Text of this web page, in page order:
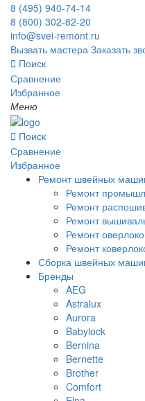
8 (495) 940-74-14
8 (800) 302-82-20
info@svei-remont.ru
Вызвать мастера Заказать
Поиск
Сравнение
Избранное
Меню
Поиск
Сравнение
Избранное
Ремонт швейных
Ремонт
Ремонт
Ремонт
Ремонт
Ремонт
Сборка швейных
Бренды
AEG
Astralux
Aurora
Babylock
Bernina
Bernette
Brother
Comfort